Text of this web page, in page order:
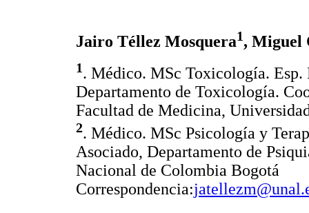
Jairo Téllez Mosquera1, Miguel
1. Médico. MSc Toxicología. Esp.
Departamento de Toxicología.
Facultad de Medicina,
2. Médico. MSc Psicología y
Asociado, Departamento de
Nacional de Colombia Bogotá
Correspondencia: